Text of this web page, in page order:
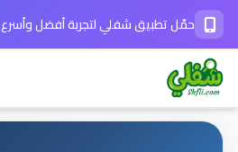
حمّل تطبيق شفلي لتجربة أفضل وأسرع